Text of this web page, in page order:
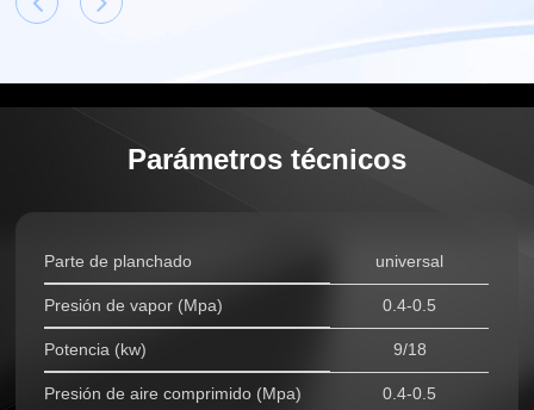
Parámetros técnicos
Parte de planchado universal
Presión de vapor (Mpa) 0.4-0.5
Potencia (kw) 9/18
Presión de aire comprimido (Mpa) 0.4-0.5